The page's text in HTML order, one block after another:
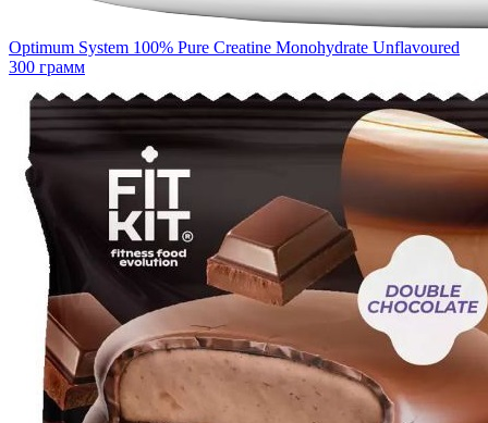
Optimum System 100% Pure Creatine Monohydrate Unflavoured
300 грамм